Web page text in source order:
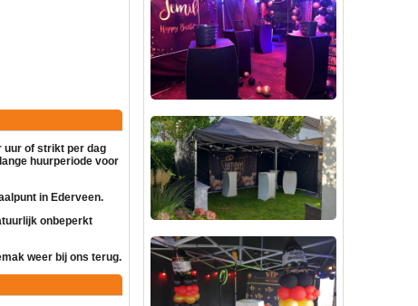
uur of strikt per dag
huurperiode voor
in Ederveen.
onbeperkt
weer bij ons terug.